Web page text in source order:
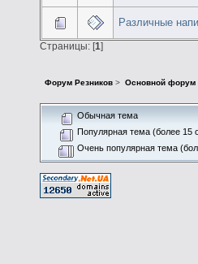
Различные
Страницы: [1]
Форум Резников > Основной форум
Обычная тема
Популярная тема (более 15
Очень популярная тема